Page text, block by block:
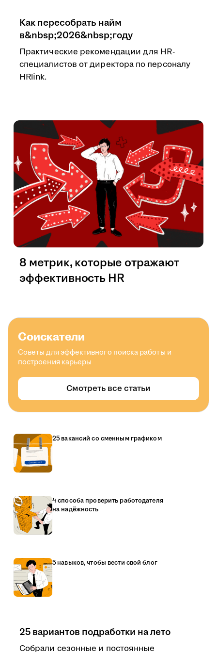
Как пересобрать найм
в&nbsp;2026&nbsp;году
Практические рекомендации для HR-
специалистов от директора по персоналу
HRlink.
8 метрик, которые отражают
эффективность HR
Соискатели
Советы для эффективного поиска работы и
построения карьеры
Смотреть все статьи
25 вакансий со сменным графиком
4 способа проверить работодателя
на надёжность
5 навыков, чтобы вести свой блог
25 вариантов подработки на лето
Собрали сезонные и постоянные